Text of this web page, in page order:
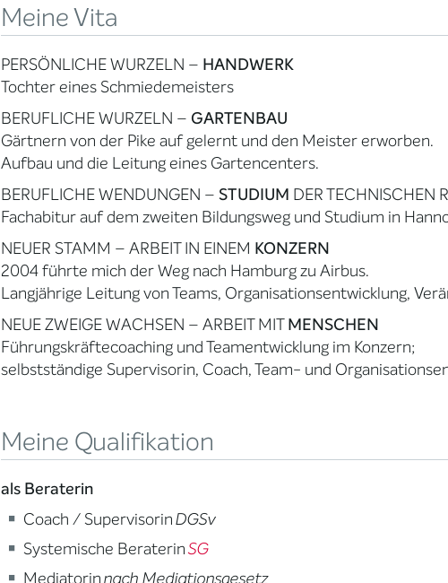
Meine Vita
PERSÖNLICHE WURZELN – HANDWERK
Tochter eines Schmiedemeisters
BERUFLICHE WURZELN – GARTENBAU
Gärtnern von der Pike auf gelernt und den Meister erworben.
Aufbau und die Leitung eines Gartencenters.
BERUFLICHE WENDUNGEN – STUDIUM DER TECHNISCHEN
Fachabitur auf dem zweiten Bildungsweg und Studium in
NEUER STAMM – ARBEIT IN EINEM KONZERN
2004 führte mich der Weg nach Hamburg zu Airbus.
Langjährige Leitung von Teams, Organisationsentwicklung,
NEUE ZWEIGE WACHSEN – ARBEIT MITMENSCHEN
Führungskräftecoaching und Teamentwicklung im Konzern;
selbstständige Supervisorin, Coach, Team- und
Meine Qualifikation
als Beraterin
Coach / SupervisorinDGSv
Systemische BeraterinSG
Mediatorinnach Mediationsgesetz